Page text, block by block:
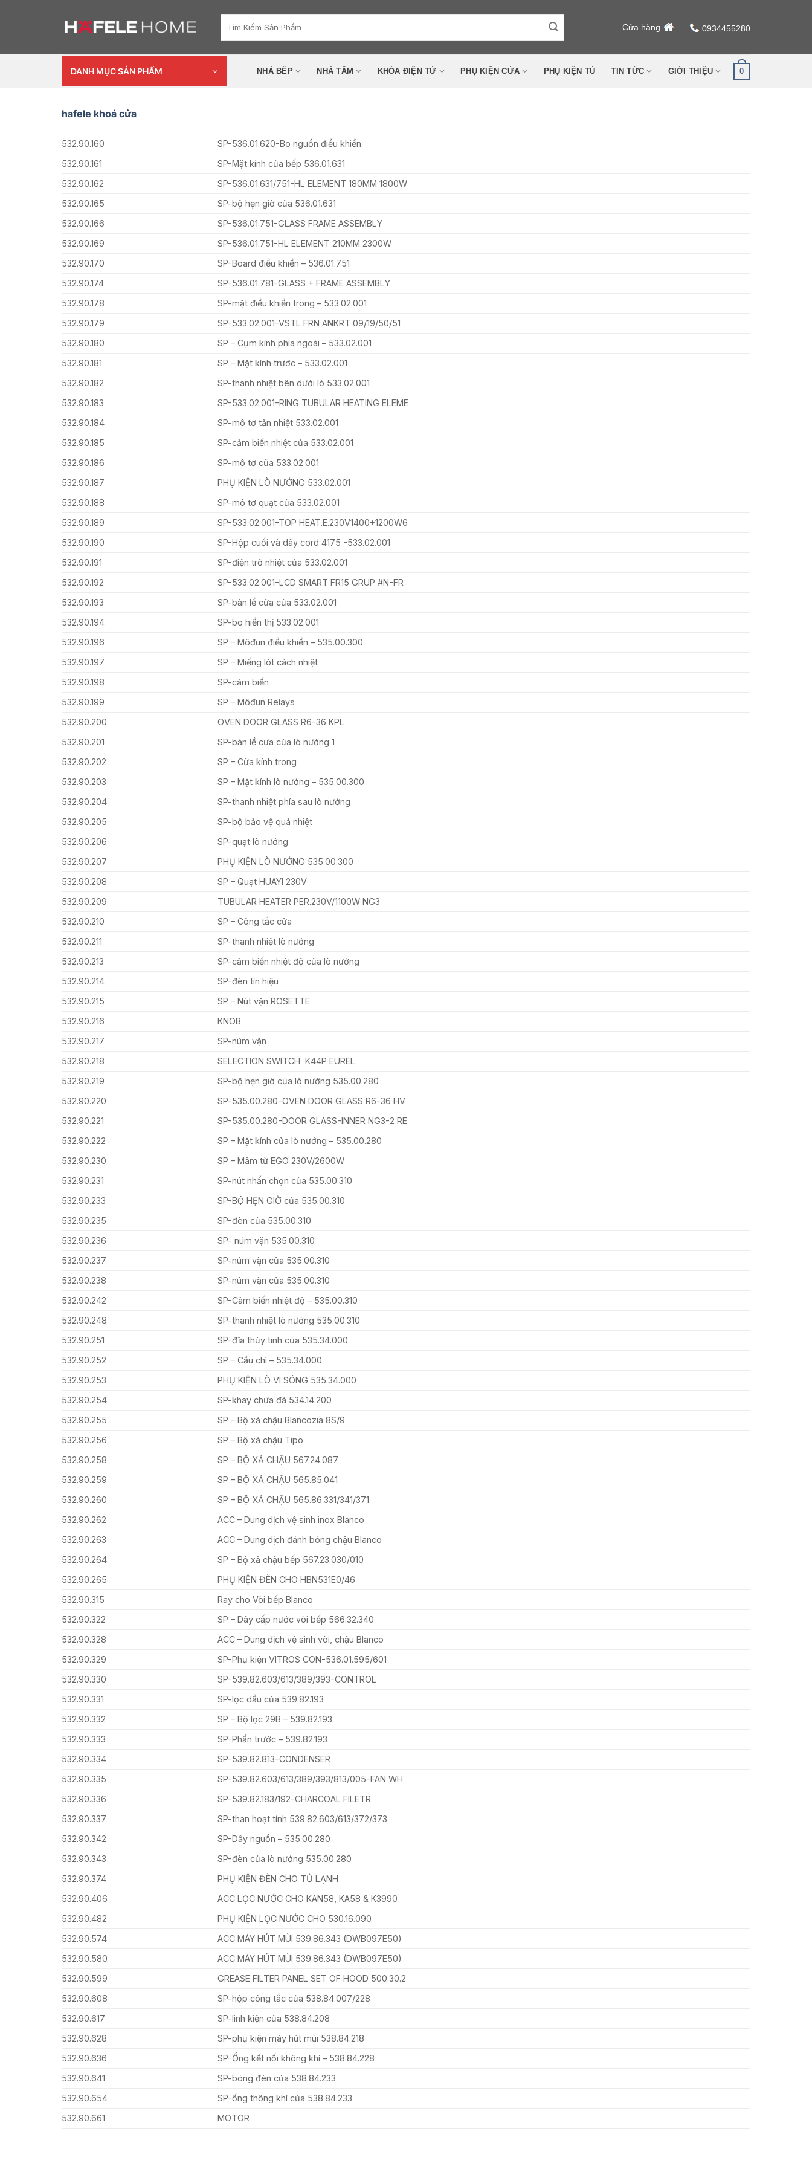
kiếm:
Cửa hàng 0934455280
DANH MỤC SẢN PHẨM NHÀ BẾP NHÀ TẮM KHÓA ĐIỆN TỬ PHỤ KIỆN CỬA PHỤ KIỆN TỦ TIN TỨC GIỚI THIỆU 0
hafele khoá cửa
532.90.160
SP-536.01.620-Bo nguồn điều khiển
532.90.161
SP-Mặt kính của bếp 536.01.631
532.90.162
SP-536.01.631/751-HL ELEMENT 180MM 1800W
532.90.165
SP-bộ hẹn giờ của 536.01.631
532.90.166
SP-536.01.751-GLASS FRAME ASSEMBLY
532.90.169
SP-536.01.751-HL ELEMENT 210MM 2300W
532.90.170
SP-Board điều khiển – 536.01.751
532.90.174
SP-536.01.781-GLASS + FRAME ASSEMBLY
532.90.178
SP-mặt điều khiển trong – 533.02.001
532.90.179
SP-533.02.001-VSTL FRN ANKRT 09/19/50/51
532.90.180
SP – Cụm kính phía ngoài – 533.02.001
532.90.181
SP – Mặt kính trước – 533.02.001
532.90.182
SP-thanh nhiệt bên dưới lò 533.02.001
532.90.183
SP-533.02.001-RING TUBULAR HEATING ELEME
532.90.184
SP-mô tơ tản nhiệt 533.02.001
532.90.185
SP-cảm biến nhiệt của 533.02.001
532.90.186
SP-mô tơ của 533.02.001
532.90.187
PHỤ KIỆN LÒ NƯỚNG 533.02.001
532.90.188
SP-mô tơ quạt của 533.02.001
532.90.189
SP-533.02.001-TOP HEAT.E.230V1400+1200W6
532.90.190
SP-Hộp cuối và dây cord 4175 -533.02.001
532.90.191
SP-điện trở nhiệt của 533.02.001
532.90.192
SP-533.02.001-LCD SMART FR15 GRUP #N-FR
532.90.193
SP-bản lề cửa của 533.02.001
532.90.194
SP-bo hiển thị 533.02.001
532.90.196
SP – Môđun điều khiển – 535.00.300
532.90.197
SP – Miếng lót cách nhiệt
532.90.198
SP-cảm biến
532.90.199
SP – Môđun Relays
532.90.200
OVEN DOOR GLASS R6-36 KPL
532.90.201
SP-bản lề cửa của lò nướng 1
532.90.202
SP – Cửa kính trong
532.90.203
SP – Mặt kính lò nướng – 535.00.300
532.90.204
SP-thanh nhiệt phía sau lò nướng
532.90.205
SP-bộ bảo vệ quá nhiệt
532.90.206
SP-quạt lò nướng
532.90.207
PHỤ KIỆN LÒ NƯỚNG 535.00.300
532.90.208
SP – Quạt HUAYI 230V
532.90.209
TUBULAR HEATER PER.230V/1100W NG3
532.90.210
SP – Công tắc cửa
532.90.211
SP-thanh nhiệt lò nướng
532.90.213
SP-cảm biến nhiệt độ của lò nướng
532.90.214
SP-đèn tín hiệu
532.90.215
SP – Nút vặn ROSETTE
532.90.216
KNOB
532.90.217
SP-núm vặn
532.90.218
SELECTION SWITCH K44P EUREL
532.90.219
SP-bộ hẹn giờ của lò nướng 535.00.280
532.90.220
SP-535.00.280-OVEN DOOR GLASS R6-36 HV
532.90.221
SP-535.00.280-DOOR GLASS-INNER NG3-2 RE
532.90.222
SP – Mặt kính của lò nướng – 535.00.280
532.90.230
SP – Mâm từ EGO 230V/2600W
532.90.231
SP-nút nhấn chọn của 535.00.310
532.90.233
SP-BỘ HẸN GIỜ của 535.00.310
532.90.235
SP-đèn của 535.00.310
532.90.236
SP- núm vặn 535.00.310
532.90.237
SP-núm vặn của 535.00.310
532.90.238
SP-núm vặn của 535.00.310
532.90.242
SP-Cảm biến nhiệt độ – 535.00.310
532.90.248
SP-thanh nhiệt lò nướng 535.00.310
532.90.251
SP-đĩa thủy tinh của 535.34.000
532.90.252
SP – Cầu chì – 535.34.000
532.90.253
PHỤ KIỆN LÒ VI SÓNG 535.34.000
532.90.254
SP-khay chứa đá 534.14.200
532.90.255
SP – Bộ xả chậu Blancozia 8S/9
532.90.256
SP – Bộ xả chậu Tipo
532.90.258
SP – BỘ XẢ CHẬU 567.24.087
532.90.259
SP – BỘ XẢ CHẬU 565.85.041
532.90.260
SP – BỘ XẢ CHẬU 565.86.331/341/371
532.90.262
ACC – Dung dịch vệ sinh inox Blanco
532.90.263
ACC – Dung dịch đánh bóng chậu Blanco
532.90.264
SP – Bộ xả chậu bếp 567.23.030/010
532.90.265
PHỤ KIỆN ĐÈN CHO HBN531E0/46
532.90.315
Ray cho Vòi bếp Blanco
532.90.322
SP – Dây cấp nước vòi bếp 566.32.340
532.90.328
ACC – Dung dịch vệ sinh vòi, chậu Blanco
532.90.329
SP-Phụ kiện VITROS CON-536.01.595/601
532.90.330
SP-539.82.603/613/389/393-CONTROL
532.90.331
SP-lọc dầu của 539.82.193
532.90.332
SP – Bộ lọc 29B – 539.82.193
532.90.333
SP-Phần trước – 539.82.193
532.90.334
SP-539.82.813-CONDENSER
532.90.335
SP-539.82.603/613/389/393/813/005-FAN WH
532.90.336
SP-539.82.183/192-CHARCOAL FILETR
532.90.337
SP-than hoạt tính 539.82.603/613/372/373
532.90.342
SP-Dây nguồn – 535.00.280
532.90.343
SP-đèn của lò nướng 535.00.280
532.90.374
PHỤ KIỆN ĐÈN CHO TỦ LẠNH
532.90.406
ACC LỌC NƯỚC CHO KAN58, KA58 & K3990
532.90.482
PHỤ KIỆN LỌC NƯỚC CHO 530.16.090
532.90.574
ACC MÁY HÚT MÙI 539.86.343 (DWB097E50)
532.90.580
ACC MÁY HÚT MÙI 539.86.343 (DWB097E50)
532.90.599
GREASE FILTER PANEL SET OF HOOD 500.30.2
532.90.608
SP-hộp công tắc của 538.84.007/228
532.90.617
SP-linh kiện của 538.84.208
532.90.628
SP-phụ kiện máy hút mùi 538.84.218
532.90.636
SP-Ống kết nối không khí – 538.84.228
532.90.641
SP-bóng đèn của 538.84.233
532.90.654
SP-ống thông khí của 538.84.233
532.90.661
MOTOR